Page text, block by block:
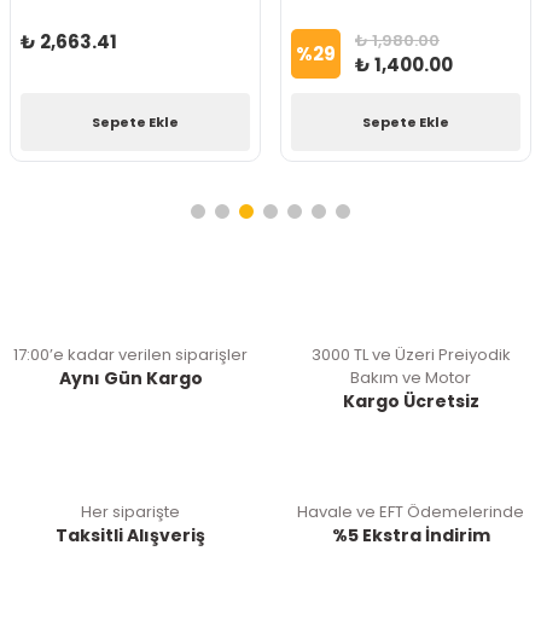
₺ 2,663.41
Sepete Ekle
%29 ₺ 1,980.00
₺ 1,400.00
Sepete Ekle
17:00’e kadar verilen siparişler
Aynı Gün Kargo
3000 TL ve Üzeri Preiyodik
Bakım ve Motor
Kargo Ücretsiz
Her siparişte
Taksitli Alışveriş
Havale ve EFT Ödemelerinde
%5 Ekstra İndirim